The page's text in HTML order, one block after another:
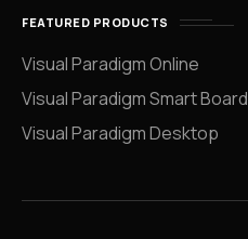
FEATURED PRODUCTS
Visual Paradigm Online
Visual Paradigm Smart Board
Visual Paradigm Desktop